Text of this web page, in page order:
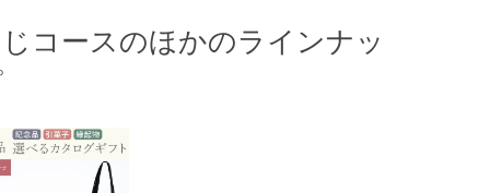
コースのほかのラインナッ